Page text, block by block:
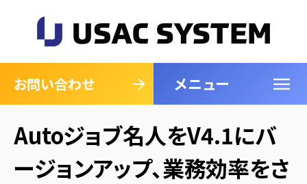
お問い合わせ メニュー
閉じる
Autoジョブ名人をV4.1にバ
ージョンアップ、業務効率をさ